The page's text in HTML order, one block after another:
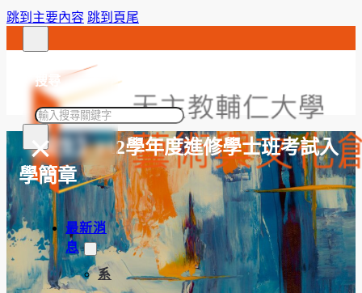
跳到主要內容 跳到頁尾
搜尋
搜
×
最新消
息
系
【招生】112學年度進修學士班考試入
學簡章